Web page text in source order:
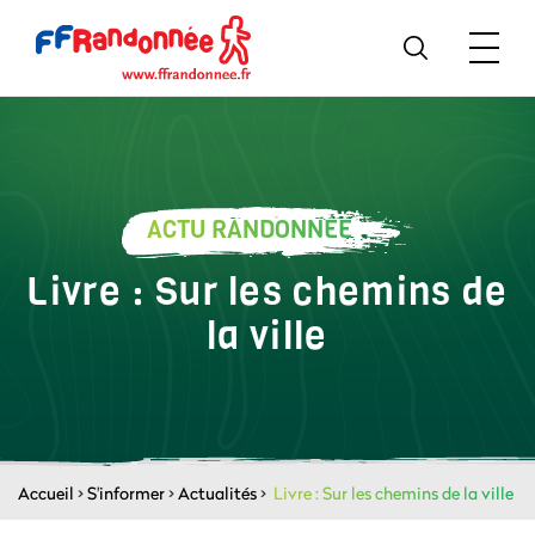
ACTU RANDONNÉE
Livre : Sur les chemins de
la ville
Accueil >S'informer>Actualités> Livre : Sur les chemins de la ville